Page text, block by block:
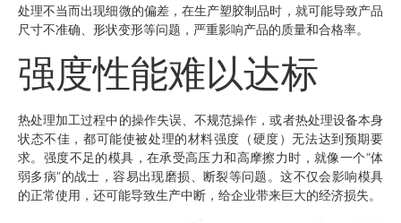
处理不当而出现细微的偏差，在生产塑胶制品时，就可能导致产品
尺寸不准确、形状变形等问题，严重影响产品的质量和合格率。
强度性能难以达标
热处理加工过程中的操作失误、不规范操作，或者热处理设备本身
状态不佳，都可能使被处理的材料强度（硬度）无法达到预期要
求。强度不足的模具，在承受高压力和高摩擦力时，就像一个“体
弱多病”的战士，容易出现磨损、断裂等问题。这不仅会影响模具
的正常使用，还可能导致生产中断，给企业带来巨大的经济损失。